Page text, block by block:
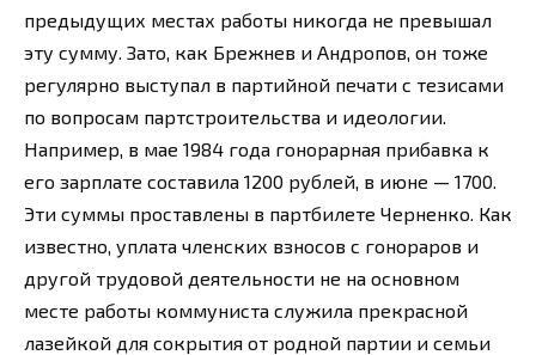
предыдущих местах работы никогда не превышал
эту сумму. Зато, как Брежнев и Андропов, он тоже
регулярно выступал в партийной печати с тезисами
по вопросам партстроительства и идеологии.
Например, в мае 1984 года гонорарная прибавка к
его зарплате составила 1200 рублей, в июне — 1700.
Эти суммы проставлены в партбилете Черненко. Как
известно, уплата членских взносов с гонораров и
другой трудовой деятельности не на основном
месте работы коммуниста служила прекрасной
лазейкой для сокрытия от родной партии и семьи